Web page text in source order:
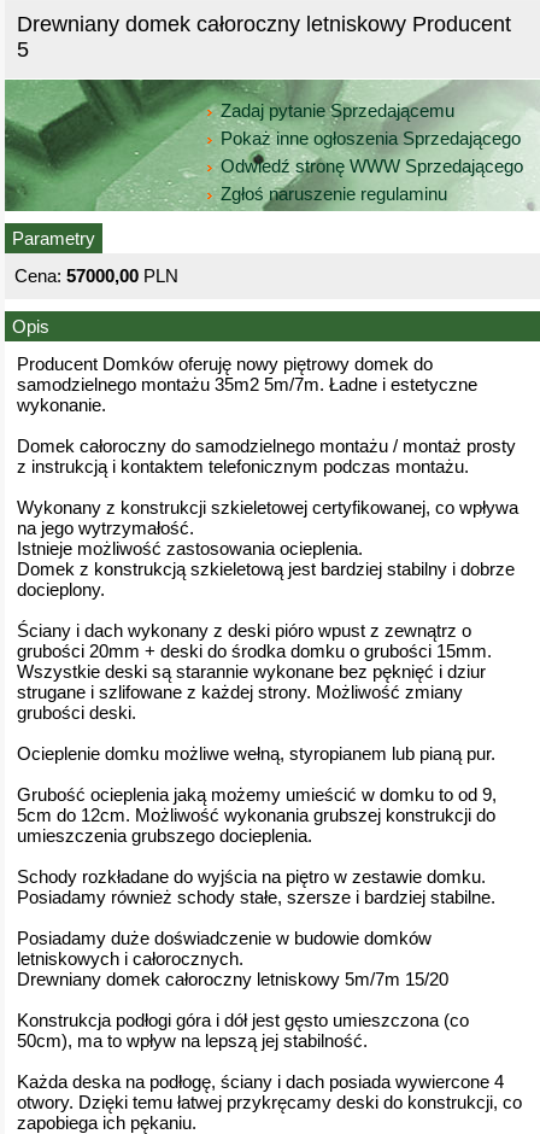
Drewniany domek całoroczny letniskowy Producent
5
Zadaj pytanie Sprzedającemu
Pokaż inne ogłoszenia Sprzedającego
Odwiedź stronę WWW Sprzedającego
Zgłoś naruszenie regulaminu
Parametry
Cena: 57000,00 PLN
Opis
Producent Domków oferuję nowy piętrowy domek do
samodzielnego montażu 35m2 5m/7m. Ładne i estetyczne
wykonanie.
Domek całoroczny do samodzielnego montażu / montaż prosty
z instrukcją i kontaktem telefonicznym podczas montażu.
Wykonany z konstrukcji szkieletowej certyfikowanej, co wpływa
na jego wytrzymałość.
Istnieje możliwość zastosowania ocieplenia.
Domek z konstrukcją szkieletową jest bardziej stabilny i dobrze
docieplony.
Ściany i dach wykonany z deski pióro wpust z zewnątrz o
grubości 20mm + deski do środka domku o grubości 15mm.
Wszystkie deski są starannie wykonane bez pęknięć i dziur
strugane i szlifowane z każdej strony. Możliwość zmiany
grubości deski.
Ocieplenie domku możliwe wełną, styropianem lub pianą pur.
Grubość ocieplenia jaką możemy umieścić w domku to od 9,
5cm do 12cm. Możliwość wykonania grubszej konstrukcji do
umieszczenia grubszego docieplenia.
Schody rozkładane do wyjścia na piętro w zestawie domku.
Posiadamy również schody stałe, szersze i bardziej stabilne.
Posiadamy duże doświadczenie w budowie domków
letniskowych i całorocznych.
Drewniany domek całoroczny letniskowy 5m/7m 15/20
Konstrukcja podłogi góra i dół jest gęsto umieszczona (co
50cm), ma to wpływ na lepszą jej stabilność.
Każda deska na podłogę, ściany i dach posiada wywiercone 4
otwory. Dzięki temu łatwej przykręcamy deski do konstrukcji, co
zapobiega ich pękaniu.